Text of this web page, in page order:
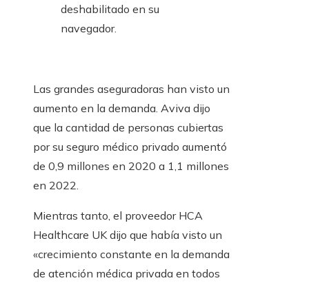
deshabilitado en su
navegador.
Las grandes aseguradoras han visto un
aumento en la demanda. Aviva dijo
que la cantidad de personas cubiertas
por su seguro médico privado aumentó
de 0,9 millones en 2020 a 1,1 millones
en 2022.
Mientras tanto, el proveedor HCA
Healthcare UK dijo que había visto un
«crecimiento constante en la demanda
de atención médica privada en todos